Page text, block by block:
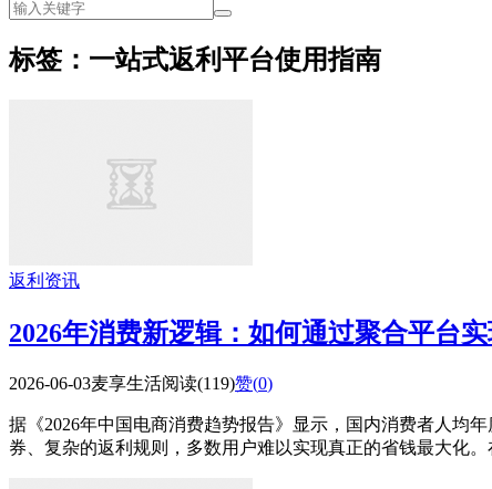
标签：一站式返利平台使用指南
返利资讯
2026年消费新逻辑：如何通过聚合平台
2026-06-03麦享生活阅读(119)赞(0)
据《2026年中国电商消费趋势报告》显示，国内消费者人均
券、复杂的返利规则，多数用户难以实现真正的省钱最大化。